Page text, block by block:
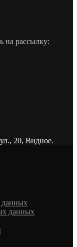
на рассылку:
20, Видное.
данных
данных